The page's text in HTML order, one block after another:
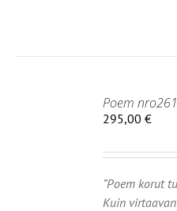
Poem
295,00€
”Poem korut
Kuin